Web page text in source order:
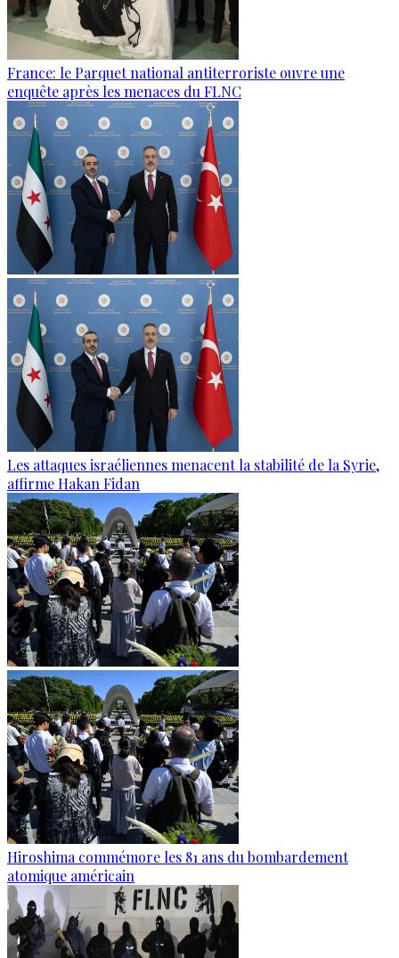
France: le Parquet national antiterroriste ouvre une
enquête après les menaces du FLNC
Les attaques israéliennes menacent la stabilité de la Syrie,
affirme Hakan Fidan
Hiroshima commémore les 81 ans du bombardement
atomique américain